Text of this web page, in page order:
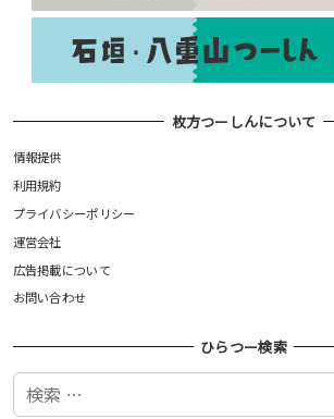
枚方つーしんについて
情報提供
利用規約
プライバシーポリシー
運営会社
広告掲載について
お問い合わせ
ひらつー検索
検